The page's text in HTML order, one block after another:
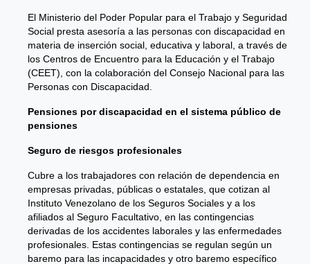
El Ministerio del Poder Popular para el Trabajo y Seguridad
Social presta asesoría a las personas con discapacidad en
materia de inserción social, educativa y laboral, a través de
los Centros de Encuentro para la Educación y el Trabajo
(CEET), con la colaboración del Consejo Nacional para las
Personas con Discapacidad.
Pensiones por discapacidad en el sistema público de
pensiones
Seguro de riesgos profesionales
Cubre a los trabajadores con relación de dependencia en
empresas privadas, públicas o estatales, que cotizan al
Instituto Venezolano de los Seguros Sociales y a los
afiliados al Seguro Facultativo, en las contingencias
derivadas de los accidentes laborales y las enfermedades
profesionales. Estas contingencias se regulan según un
baremo para las incapacidades y otro baremo específico